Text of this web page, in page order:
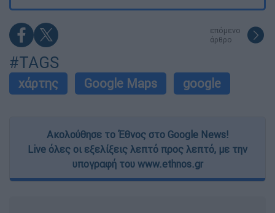
επόμενο
άρθρο
#TAGS
χάρτης Google Maps google
Ακολούθησε το Έθνος στο Google News!
Live όλες οι εξελίξεις λεπτό προς λεπτό, με την
υπογραφή του www.ethnos.gr